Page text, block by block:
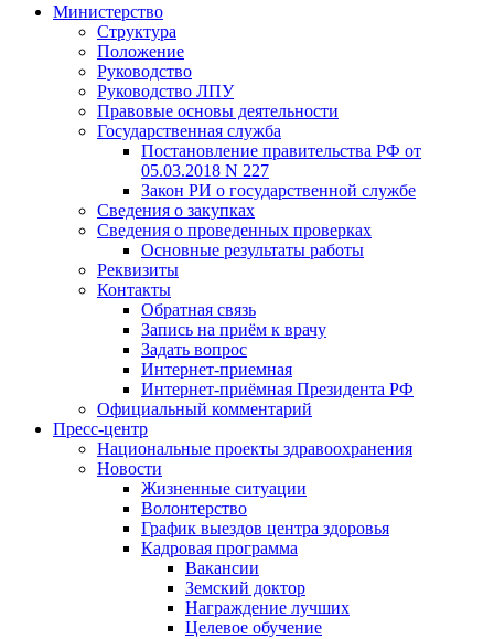
Министерство
Структура
Положение
Руководство
Руководство ЛПУ
Правовые основы деятельности
Государственная служба
Постановление правительства РФ от
05.03.2018 N 227
Закон РИ о государственной службе
Сведения о закупках
Сведения о проведенных проверках
Основные результаты работы
Реквизиты
Контакты
Обратная связь
Запись на приём к врачу
Задать вопрос
Интернет-приемная
Интернет-приёмная Президента РФ
Официальный комментарий
Пресс-центр
Национальные проекты здравоохранения
Новости
Жизненные ситуации
Волонтерство
График выездов центра здоровья
Кадровая программа
Вакансии
Земский доктор
Награждение лучших
Целевое обучение